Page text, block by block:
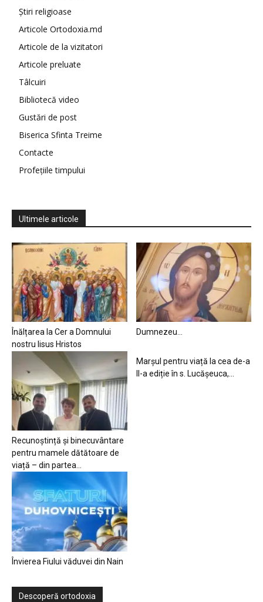
Știri religioase
Articole Ortodoxia.md
Articole de la vizitatori
Articole preluate
Tâlcuiri
Bibliotecă video
Gustări de post
Biserica Sfinta Treime
Contacte
Profețiile timpului
Ultimele articole
Înălțarea la Cer a Domnului
nostru Iisus Hristos
Dumnezeu…
Recunoștință și binecuvântare
pentru mamele dătătoare de
viață – din partea...
Marșul pentru viață la cea de-a
II-a ediție în s. Lucășeuca,...
Învierea Fiului văduvei din Nain
Descoperă ortodoxia